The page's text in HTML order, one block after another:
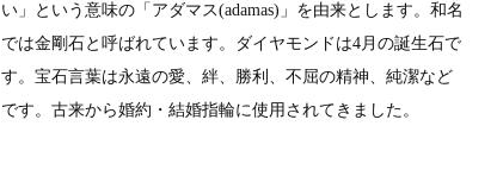
い」という意味の「アダマス(adamas)」を由来とします。和名
では金剛石と呼ばれています。ダイヤモンドは4月の誕生石で
す。宝石言葉は永遠の愛、絆、勝利、不屈の精神、純潔など
です。古来から婚約・結婚指輪に使用されてきました。